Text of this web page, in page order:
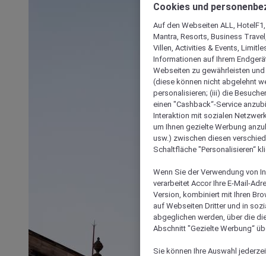
Cookies und
Auf den Webseiten ALL,
Mantra, Resorts, Business
Villen, Activities & Events,
Informationen auf Ihrem
Webseiten zu gewährleisten
(diese können nicht abgelehnt
personalisieren; (iii) die
einen "Cashback“-Service
Interaktion mit sozialen
um Ihnen gezielte Werbung
usw.) zwischen diesen
Schaltfläche "Personalisieren“
Wenn Sie der Verwendung von
verarbeitet Accor Ihre E-Mail-
Version, kombiniert mit Ihren
auf Webseiten Dritter und in
abgeglichen werden, über die
Abschnitt "Gezielte Werbung“
Sie können Ihre Auswahl